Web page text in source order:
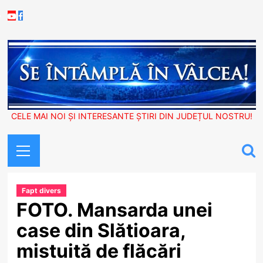
to
Youtube
Facebook
CELE MAI NOI ȘI INTERESANTE ȘTIRI DIN JUDEȚUL NOSTRU!
Menu
Fapt divers
FOTO. Mansarda unei
case din Slătioara,
mistuită de flăcări